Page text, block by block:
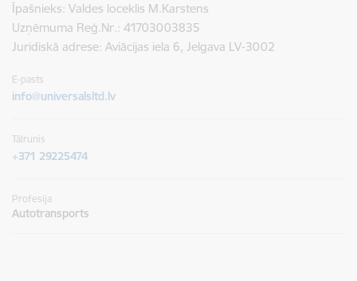
Īpašnieks: Valdes loceklis M.Karstens
Uzņēmuma Reģ.Nr.: 41703003835
Juridiskā adrese: Aviācijas iela 6, Jelgava LV-3002
E-pasts
info@universalsltd.lv
Tālrunis
+371 29225474
Profesija
Autotransports